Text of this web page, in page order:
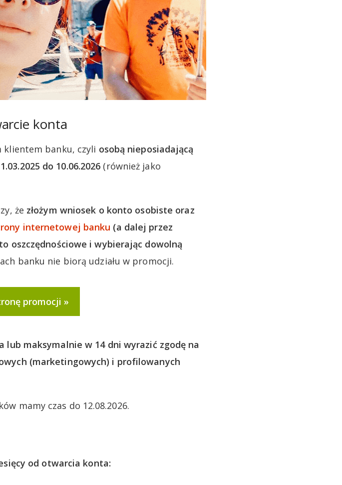
konta
klientem banku, czyli osobą nieposiadającą
do 10.06.2026 (również jako
że złożym wniosek o konto osobiste oraz
internetowej banku (a dalej przez
oszczędnościowe i wybierając dowolną
banku nie biorą udziału w promocji.
promocji
lub maksymalnie w 14 dni wyrazić zgodę na
(marketingowych) i profilowanych
mamy czas do 12.08.2026.
od otwarcia konta: